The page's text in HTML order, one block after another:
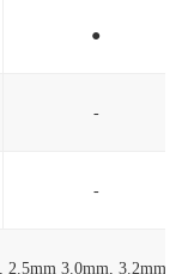
●
-
-
2.5mm 3.0mm, 3.2mm,